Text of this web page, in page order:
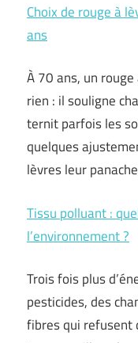
Choix de rouge à
ans
À 70 ans, un
rien : il souligne
ternit parfois les
quelques
lèvres leur
Tissu polluant :
l’environnement ?
Trois fois plus
pesticides, des
fibres qui refusent